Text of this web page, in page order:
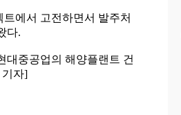
에서 고전하면서 발주처
다.
대중공업의 해양플랜트 건
기자]